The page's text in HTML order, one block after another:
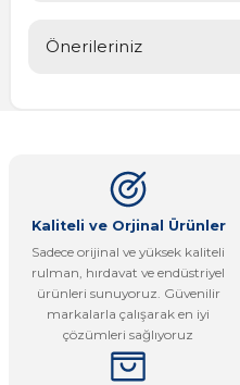
Önerileriniz
Görüş ve önerileriniz için
Ürün resmi kalitesiz, bozuk
Ürün açıklamasında eksik
Ürün bilgilerinde hatalar
Ürün fiyatı diğer sitelerden
Bu ürüne benzer farklı
Kaliteli ve Orjinal Ürünler
Sadece orijinal ve yüksek kaliteli
rulman, hırdavat ve endüstriyel
ürünleri sunuyoruz. Güvenilir
markalarla çalışarak en iyi
çözümleri sağlıyoruz